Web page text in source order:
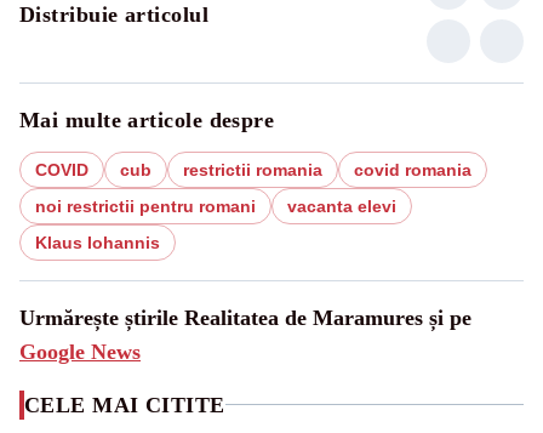
Distribuie articolul
Mai multe articole despre
COVID cub restrictii romania
covid romania
noi restrictii pentru romani
vacanta elevi
Klaus Iohannis
Urmărește știrile Realitatea de Maramures și pe
Google News
CELE MAI CITITE